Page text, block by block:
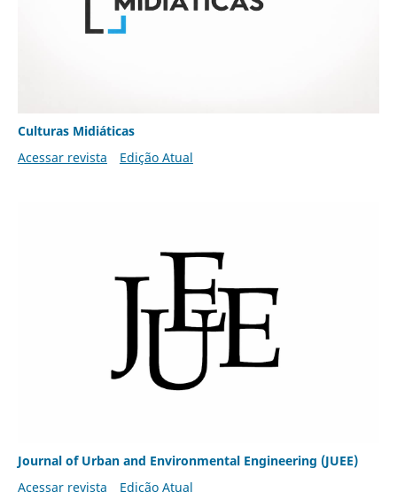
Culturas Midiáticas
Acessar revista
Edição Atual
Journal of Urban and Environmental Engineering (JUEE)
Acessar revista
Edição Atual